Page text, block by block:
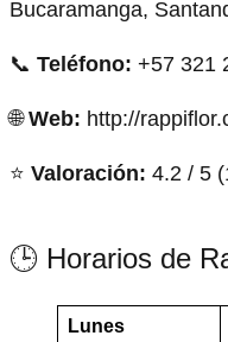
Bucaramanga,
📞 Teléfono: +57 321
🌐Web: http://
⭐ Valoración: 4.2 / 5
🕒 Horarios de
Lunes